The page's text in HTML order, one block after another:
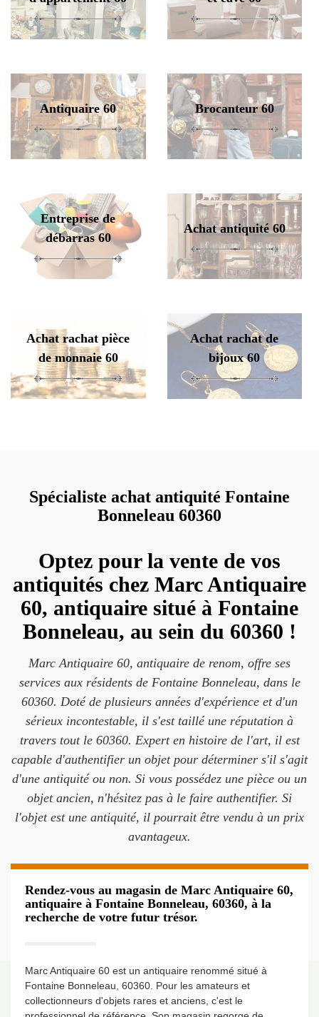
Antiquaire 60 Brocanteur 60
Entreprise de
débarras 60
Achat antiquité 60
Achat rachat pièce
de monnaie 60
Achat rachat de
bijoux 60
Spécialiste achat antiquité Fontaine
Bonneleau 60360
Optez pour la vente de vos
antiquités chez Marc Antiquaire
60, antiquaire situé à Fontaine
Bonneleau, au sein du 60360 !
Marc Antiquaire 60, antiquaire de renom, offre ses
services aux résidents de Fontaine Bonneleau, dans le
60360. Doté de plusieurs années d'expérience et d'un
sérieux incontestable, il s'est taillé une réputation à
travers tout le 60360. Expert en histoire de l'art, il est
capable d'authentifier un objet pour déterminer s'il s'agit
d'une antiquité ou non. Si vous possédez une pièce ou un
objet ancien, n'hésitez pas à le faire authentifier. Si
l'objet est une antiquité, il pourrait être vendu à un prix
avantageux.
Rendez-vous au magasin de Marc Antiquaire 60,
antiquaire à Fontaine Bonneleau, 60360, à la
recherche de votre futur trésor.
Marc Antiquaire 60 est un antiquaire renommé situé à
Fontaine Bonneleau, 60360. Pour les amateurs et
collectionneurs d'objets rares et anciens, c'est le